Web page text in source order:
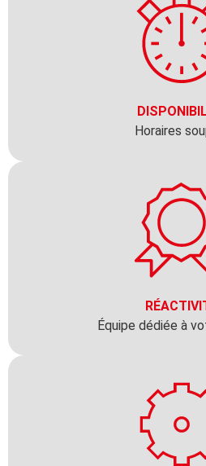
Horaires
Équipe dédiée à